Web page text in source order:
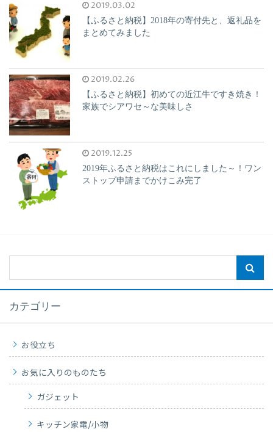
2019.03.02
【ふるさと納税】2018年の寄付先と、返礼品を
まとめてみました
2019.02.26
【ふるさと納税】初めての近江牛ですき焼き！
家族でシアワセ～な美味しさ
2019.12.25
2019年ふるさと納税はこれにしました～！ワン
ストップ申請までかけこみ完了
カテゴリー
お役立ち
お気に入りのものたち
ガジェット
キッチン家電/小物